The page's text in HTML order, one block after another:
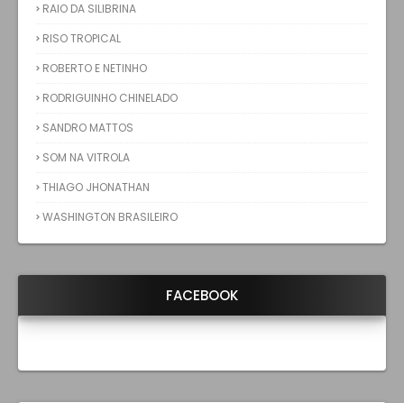
RAIO DA SILIBRINA
RISO TROPICAL
ROBERTO E NETINHO
RODRIGUINHO CHINELADO
SANDRO MATTOS
SOM NA VITROLA
THIAGO JHONATHAN
WASHINGTON BRASILEIRO
FACEBOOK